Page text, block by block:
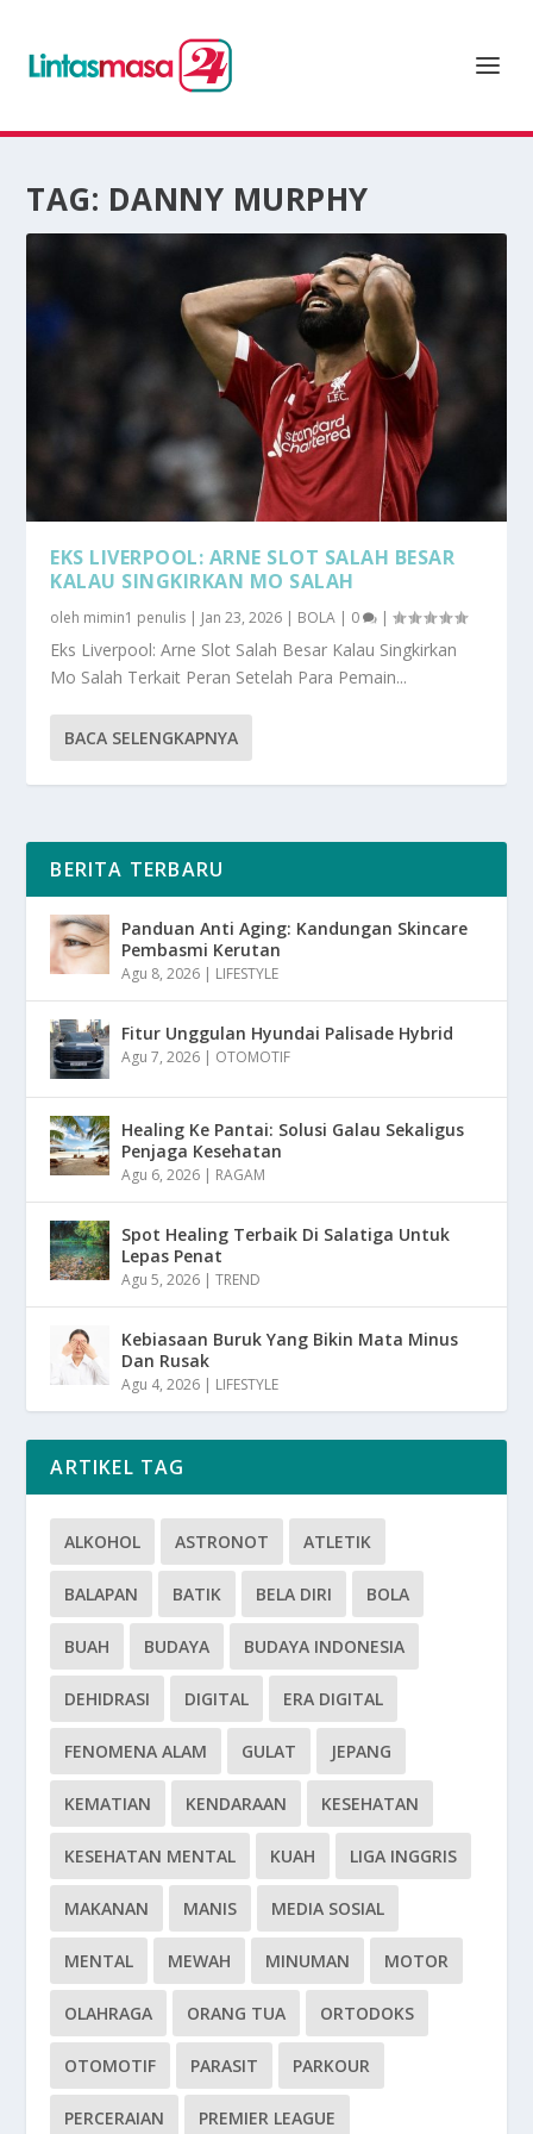
TAG: DANNY MURPHY
EKS LIVERPOOL: ARNE SLOT SALAH BESAR
KALAU SINGKIRKAN MO SALAH
oleh mimin1 penulis | Jan 23, 2026 | BOLA | 0 |
Eks Liverpool: Arne Slot Salah Besar Kalau Singkirkan
Mo Salah Terkait Peran Setelah Para Pemain...
BACA SELENGKAPNYA
BERITA TERBARU
Panduan Anti Aging: Kandungan Skincare
Pembasmi Kerutan
Agu 8, 2026 | LIFESTYLE
Fitur Unggulan Hyundai Palisade Hybrid
Agu 7, 2026 | OTOMOTIF
Healing Ke Pantai: Solusi Galau Sekaligus
Penjaga Kesehatan
Agu 6, 2026 | RAGAM
Spot Healing Terbaik Di Salatiga Untuk
Lepas Penat
Agu 5, 2026 |TREND
Kebiasaan Buruk Yang Bikin Mata Minus
Dan Rusak
Agu 4, 2026 | LIFESTYLE
ARTIKEL TAG
ALKOHOL ASTRONOT ATLETIK
BALAPAN BATIK BELA DIRI BOLA
BUAH BUDAYA BUDAYA INDONESIA
DEHIDRASI DIGITAL ERA DIGITAL
FENOMENA ALAM GULAT JEPANG
KEMATIAN KENDARAAN KESEHATAN
KESEHATAN MENTAL KUAH LIGA INGGRIS
MAKANAN MANIS MEDIA SOSIAL
MENTAL MEWAH MINUMAN MOTOR
OLAHRAGA ORANG TUA ORTODOKS
OTOMOTIF PARASIT PARKOUR
PERCERAIAN PREMIER LEAGUE